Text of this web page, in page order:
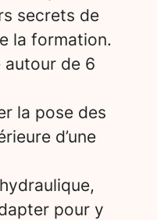
secrets de
la formation.
autour de 6
la pose des
d’une
pour y